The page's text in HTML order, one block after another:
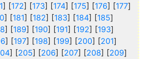
] [172] [173] [174] [175] [176] [177]
] [181] [182] [183] [184] [185]
] [189] [190] [191] [192] [193]
] [197] [198] [199] [200] [201]
] [205] [206] [207] [208] [209]